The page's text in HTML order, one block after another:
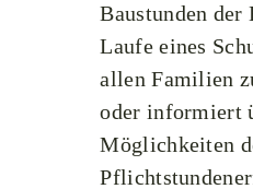
Baustunden
Laufe eines
allen Familien
oder informiert
Möglichkeiten